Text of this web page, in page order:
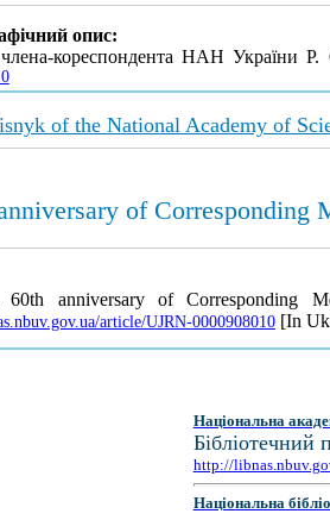
опис:
члена-кореспондента НАН України Р.
of the National Academy of
of
60th anniversary of
article/UJRN-0000908010[In
Національна
Бібліотечний
http://
Національна